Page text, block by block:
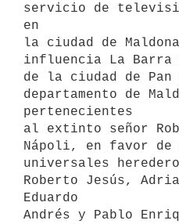
servicio de
en
la ciudad de
influencia La Barra
de la ciudad de Pan
departamento de
pertenecientes
al extinto señor
Nápoli, en favor de
universales
Roberto Jesús,
Eduardo
Andrés y Pablo